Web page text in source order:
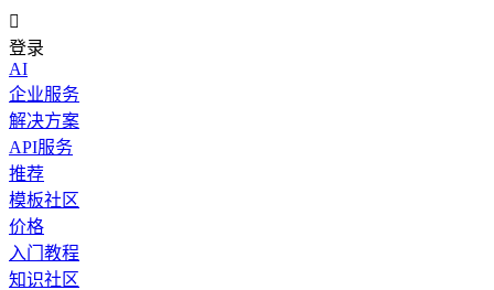

登录
AI
企业服务
解决方案
API服务
推荐
模板社区
价格
入门教程
知识社区